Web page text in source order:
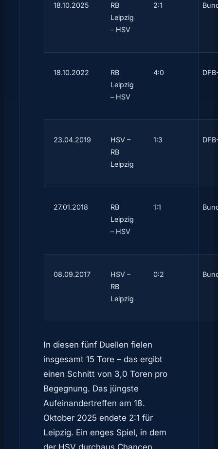
18.10.2025
RB
Leipzig
– HSV
2:1
18.10.2022
RB
Leipzig
– HSV
4:0
23.04.2019
HSV –
RB
Leipzig
1:3
27.01.2018
RB
Leipzig
– HSV
1:1
08.09.2017
HSV –
RB
Leipzig
0:2
In diesen fünf Duellen fielen
insgesamt 15 Tore – das ergibt
einen Schnitt von 3,0 Toren pro
Begegnung. Das jüngste
Aufeinandertreffen am 18.
Oktober 2025 endete 2:1 für
Leipzig. Ein enges Spiel, in dem
der HSV durchaus Chancen